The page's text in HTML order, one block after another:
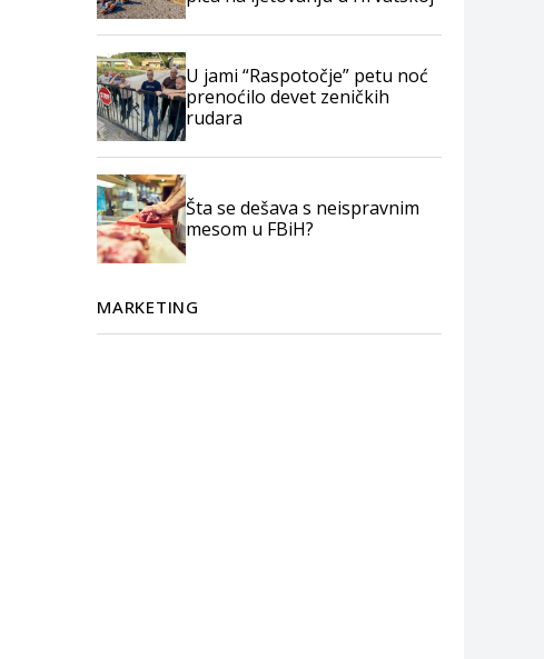
U jami “Raspotočje” petu noć
prenoćilo devet zeničkih
rudara
Šta se dešava s neispravnim
mesom u FBiH?
MARKETING